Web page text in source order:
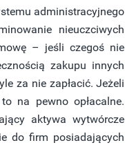
administracyjnego
nieuczciwych
– jeśli czegoś nie
zakupu innych
za nie zapłacić. Jeżeli
na pewno opłacalne.
aktywa wytwórcze
do firm posiadających